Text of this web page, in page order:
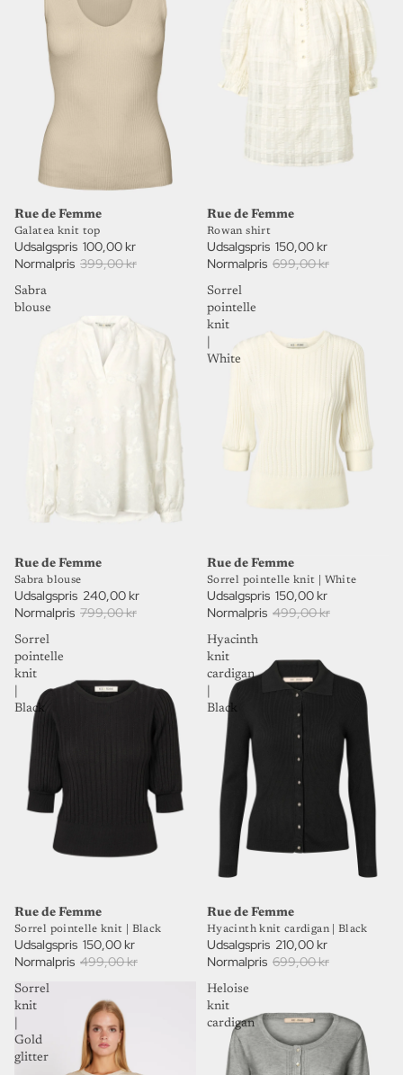
UDSALG
75%
Rue de Femme
Galatea knit top
Udsalgspris 100,00 kr
Normalpris 399,00 kr
UDSALG
79%
Rue de Femme
Rowan shirt
Udsalgspris 150,00 kr
Normalpris 699,00 kr
Sabra
blouse
UDSALG
70%
Rue de Femme
Sabra blouse
Udsalgspris 240,00 kr
Normalpris 799,00 kr
Sorrel
pointelle
knit
White
UDSALG
70%
Rue de Femme
Sorrel pointelle knit | White
Udsalgspris 150,00 kr
Normalpris 499,00 kr
Sorrel
pointelle
knit
Black
UDSALG
70%
Rue de Femme
Sorrel pointelle knit | Black
Udsalgspris 150,00 kr
Normalpris 499,00 kr
Hyacinth
knit
cardigan
Black
UDSALG
70%
Rue de Femme
Hyacinth knit cardigan | Black
Udsalgspris 210,00 kr
Normalpris 699,00 kr
Sorrel
knit
Gold
glitter
Heloise
knit
cardigan